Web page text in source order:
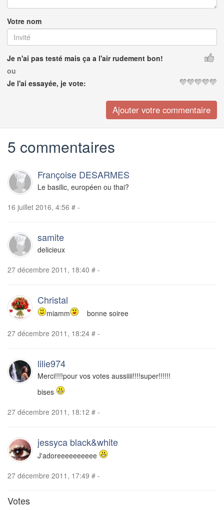
Votre nom
Je n'ai pas testé mais ça a l'air rudement bon!
ou
Je l'ai essayée, je vote:
5 commentaires
Françoise DESARMES
Le basilic, européen ou thai?
16 juillet 2016, 4:56 # -
samite
delicieux
27 décembre 2011, 18:40 # -
Christal
miamm
bonne soiree
27 décembre 2011, 18:24 # -
lilie974
Merci!!!!pour vos votes aussiiii!!!!super!!!!!!
bises
27 décembre 2011, 18:12 # -
jessyca black&white
J'adoreeeeeeeeee
27 décembre 2011, 17:49 # -
Votes